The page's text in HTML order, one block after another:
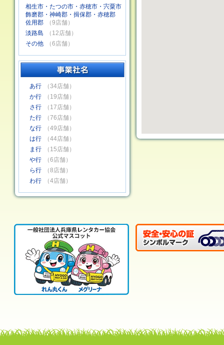
相生市・たつの市・赤穂市・宍粟市
飾磨郡・神崎郡・揖保郡・赤穂郡
佐用郡
（9店舗）
淡路島
（12店舗）
その他
（6店舗）
あ行
（34店舗）
か行
（19店舗）
さ行
（17店舗）
た行
（76店舗）
な行
（49店舗）
は行
（44店舗）
ま行
（15店舗）
や行
（6店舗）
ら行
（8店舗）
わ行
（4店舗）